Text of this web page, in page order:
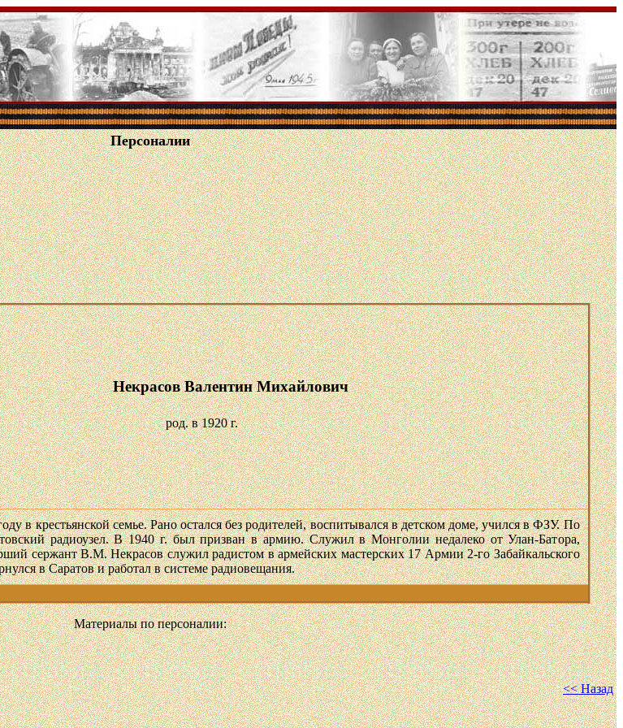
Персоналии
Некрасов Валентин Михайлович
род. в 1920 г.
в крестьянской семье. Рано остался без родителей, воспитывался в детском доме, учился в ФЗУ. По
радиоузел. В 1940 г. был призван в армию. Служил в Монголии недалеко от Улан-Батора,
сержант В.М. Некрасов служил радистом в армейских мастерских 17 Армии 2-го Забайкальского
в Саратов и работал в системе радиовещания.
Материалы по персоналии:
<< Назад